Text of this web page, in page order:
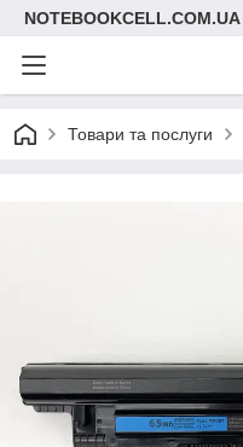
NOTEBOOKCELL.COM.UA
Товари та послуги